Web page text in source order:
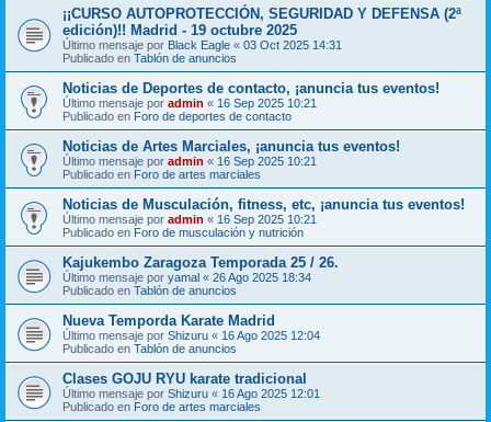
¡¡CURSO AUTOPROTECCIÓN, SEGURIDAD Y DEFENSA (2ª
edición)!! Madrid - 19 octubre 2025
Último mensaje por Black Eagle « 03 Oct 2025 14:31
Publicado en Tablón de anuncios
Noticias de Deportes de contacto, ¡anuncia tus eventos!
Último mensaje por admin « 16 Sep 2025 10:21
Publicado en Foro de deportes de contacto
Noticias de Artes Marciales, ¡anuncia tus eventos!
Último mensaje por admin « 16 Sep 2025 10:21
Publicado en Foro de artes marciales
Noticias de Musculación, fitness, etc, ¡anuncia tus eventos!
Último mensaje por admin « 16 Sep 2025 10:21
Publicado en Foro de musculación y nutrición
Kajukembo Zaragoza Temporada 25 / 26.
Último mensaje por yamal « 26 Ago 2025 18:34
Publicado en Tablón de anuncios
Nueva Temporda Karate Madrid
Último mensaje por Shizuru « 16 Ago 2025 12:04
Publicado en Tablón de anuncios
Clases GOJU RYU karate tradicional
Último mensaje por Shizuru « 16 Ago 2025 12:01
Publicado en Foro de artes marciales